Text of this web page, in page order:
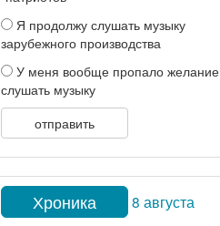
Я продолжу слушать музыку
зарубежного производства
У меня вообще пропало желание
слушать музыку
отправить
Хроника 8 августа